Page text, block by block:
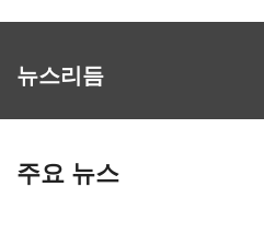
뉴스리듬
주요 뉴스